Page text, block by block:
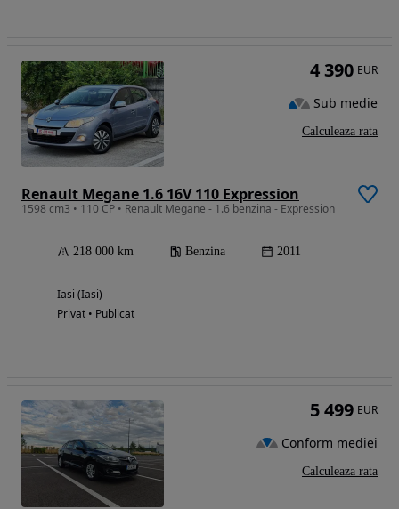
Renault Megane 1.6 16V 110 Expression
1598 cm3 • 110 CP • Renault Megane - 1.6 benzina - Expression
218 000 km Benzina 2011
Iasi (Iasi)
Privat • Publicat
4 390 EUR
Sub medie
Calculeaza rata
5 499 EUR
Conform mediei
Calculeaza rata